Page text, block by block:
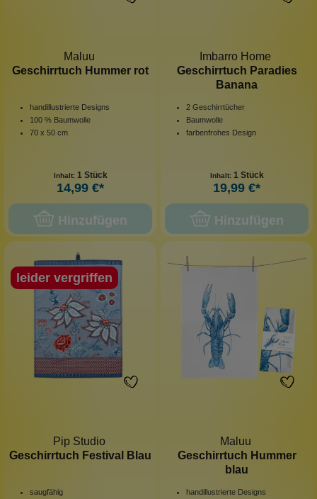
Maluu
Geschirrtuch Hummer rot
handillustrierte Designs
100 % Baumwolle
70 x 50 cm
Inhalt: 1 Stück
14,99 €*
Hinzufügen
Imbarro Home
Geschirrtuch Paradies
Banana
2 Geschirrtücher
Baumwolle
farbenfrohes Design
Inhalt: 1 Stück
19,99 €*
Hinzufügen
leider vergriffen
Pip Studio
Geschirrtuch Festival Blau
saugfähig
Maluu
Geschirrtuch Hummer
blau
handillustrierte Designs